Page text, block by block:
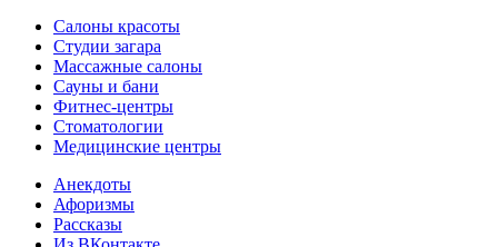
Салоны красоты
Студии загара
Массажные салоны
Сауны и бани
Фитнес-центры
Стоматологии
Медицинские центры
Анекдоты
Афоризмы
Рассказы